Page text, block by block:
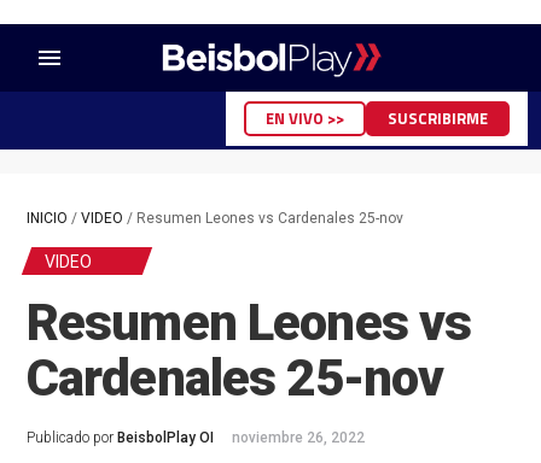
menu
EN VIVO >> SUSCRIBIRME
INICIO / VIDEO / Resumen Leones vs Cardenales 25-nov
VIDEO
Resumen Leones vs
Cardenales 25-nov
Publicado por BeisbolPlay OI noviembre 26, 2022